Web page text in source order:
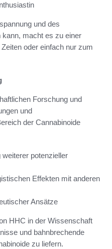
und des
macht es zu einer
oder einfach nur zum
Forschung und
und
der Cannabinoide
potenzieller
Effekten mit anderen
Ansätze
HHC in der Wissenschaft
und bahnbrechende
zu liefern.